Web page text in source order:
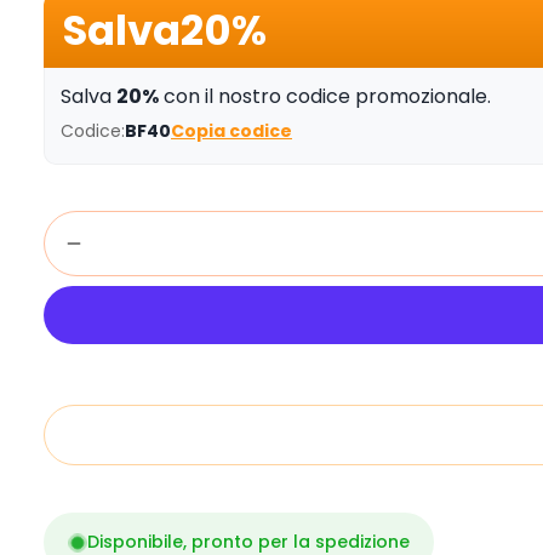
Salva20%
Salva 20%con il nostro codice promozionale.
Codice:BF40Copia codice
Disponibile, pronto per la spedizione